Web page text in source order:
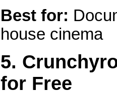
Best for:
house cinema
5.
for Free